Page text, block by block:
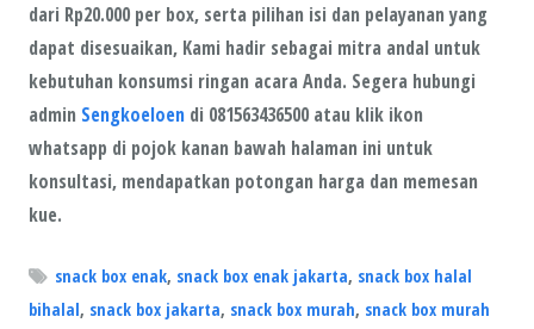
dari Rp20.000 per box, serta pilihan isi dan pelayanan yang
dapat disesuaikan, Kami hadir sebagai mitra andal untuk
kebutuhan konsumsi ringan acara Anda. Segera hubungi
admin Sengkoeloen di 081563436500 atau klik ikon
whatsapp di pojok kanan bawah halaman ini untuk
konsultasi, mendapatkan potongan harga dan memesan
kue.
snack box enak, snack box enak jakarta, snack box halal
bihalal, snack box jakarta, snack box murah, snack box murah